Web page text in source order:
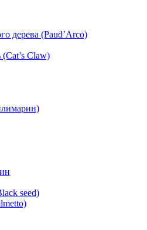
дерева (Paud’Arco)
Claw)
seed)